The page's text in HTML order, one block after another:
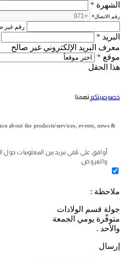
الشهرة *
رقم الاتصال*
رقم غير
البريد *
معرف البريد الإلكتروني غير صالح
موقع *
هذا الحقل
خصوصيتكم تهمنا
about the products/services, events, news &
أوافق على تلقي مزيد من المعلومات حول
والعروض.
ملاحظة :
جولة قسم الولادات
متوفّرة يومي الجمعة
والأحد .
إرسال